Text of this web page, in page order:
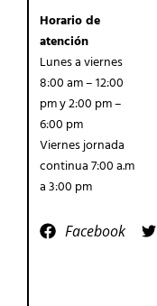
Horario de
atención
Lunes a viernes
8:00 am – 12:00
pm y 2:00 pm –
6:00 pm
Viernes jornada
continua 7:00 a.m
a 3:00 pm
Facebook